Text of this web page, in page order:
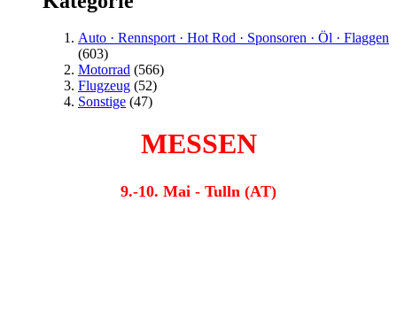
Auto · Rennsport · Hot Rod · Sponsoren · Öl · Flaggen
(603)
Motorrad (566)
Flugzeug (52)
Sonstige (47)
MESSEN
9.-10. Mai - Tulln (AT)